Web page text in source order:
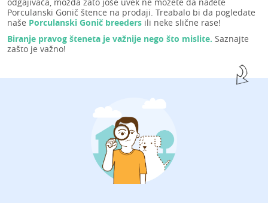
Porculanski Gonič štence na prodaji. Treabalo bi da pogledate
naše Porculanski Gonič breeders ili neke slične rase!
Biranje pravog šteneta je važnije nego što mislite. Saznajte
zašto je važno!